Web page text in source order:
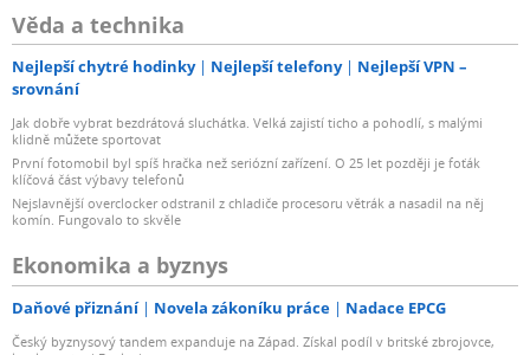
Věda a technika
Nejlepší chytré hodinky Nejlepší telefony
Nejlepší VPN –
srovnání
Jak dobře vybrat bezdrátová sluchátka. Velká zajistí ticho a pohodlí, s malými
klidně můžete sportovat
První fotomobil byl spíš hračka než seriózní zařízení. O 25 let později je foťák
klíčová část výbavy telefonů
Nejslavnější overclocker odstranil z chladiče procesoru větrák a nasadil na něj
komín. Fungovalo to skvěle
Ekonomika a byznys
Daňové přiznání Novela zákoníku práce Nadace EPCG
Český byznysový tandem expanduje na Západ. Získal podíl v britské zbrojovce,